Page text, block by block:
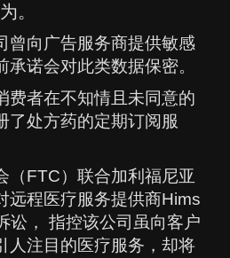
。
曾向广告服务商提供敏感
承诺会对此类数据保密。
费者在不知情且未同意的
了处方药的定期订阅服
（FTC）联合加利福尼亚
远程医疗服务提供商Hims
讼， 指控该公司虽向客户
人注目的医疗服务，却将